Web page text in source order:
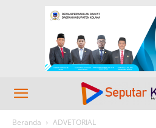
Beranda ADVETORIAL